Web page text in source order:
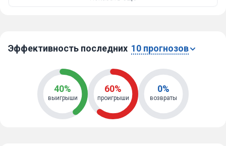
Эффективность последних 10 прогнозов
40%
выигрыши
60%
проигрыши
0%
возвраты